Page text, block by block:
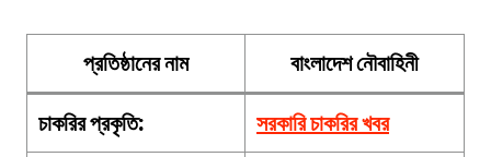
প্রতিষ্ঠানের নাম
বাংলাদেশ নৌবাহিনী
চাকরিরপ্রকৃতি:
সরকারি চাকরির খবর